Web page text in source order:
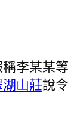
某某等
山莊說